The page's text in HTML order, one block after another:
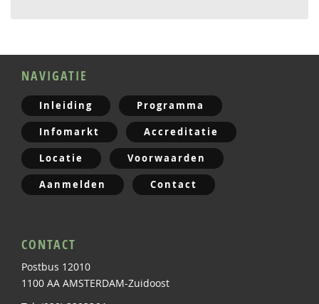
NAVIGATIE
Inleiding Programma
Infomarkt Accreditatie
Locatie Voorwaarden
Aanmelden Contact
CONTACT
Postbus 12010
1100 AA AMSTERDAM-Zuidoost